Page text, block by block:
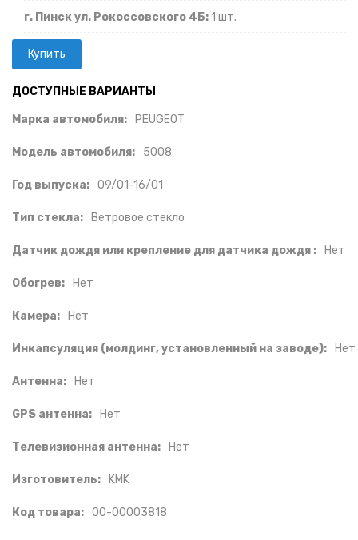
г. Пинск ул. Рокоссовского 4Б:1 шт.
ДОСТУПНЫЕ ВАРИАНТЫ
Марка автомобиля: PEUGEOT
Модель автомобиля: 5008
Год выпуска: 09/01-16/01
Тип стекла: Ветровое стекло
Датчик дождя или крепление для датчика дождя : Нет
Обогрев: Нет
Камера: Нет
Инкапсуляция (молдинг, установленный на заводе): Нет
Антенна: Нет
GPS антенна: Нет
Телевизионная антенна: Нет
Изготовитель: KMK
Код товара: 00-00003818